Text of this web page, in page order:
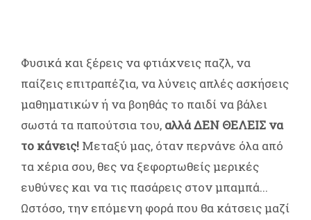
Φυσικά και ξέρεις να φτιάχνεις παζλ, να
παίζεις επιτραπέζια, να λύνεις απλές ασκήσεις
μαθηματικών ή να βοηθάς το παιδί να βάλει
σωστά τα παπούτσια του, αλλά ΔΕΝ ΘΕΛΕΙΣ να
το κάνεις! Μεταξύ μας, όταν περνάνε όλα από
τα χέρια σου, θες να ξεφορτωθείς μερικές
ευθύνες και να τις πασάρεις στον μπαμπά...
Ωστόσο, την επόμενη φορά που θα κάτσεις μαζί